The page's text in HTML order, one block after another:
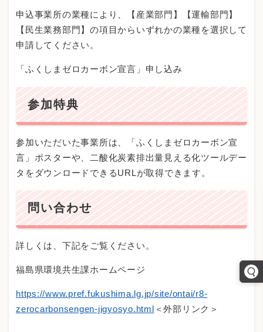
申込事業所の業種により、【産業部門】【運輸部門】
【民生業務部門】の項目からいずれかの業種を選択して
申請してください。
「ふくしまゼロカーボン宣言」申し込み
参加特典
参加いただいた事業所は、「ふくしまゼロカーボン宣
言」ポスターや、二酸化炭素排出量見える化ツールデー
タをダウンロードできるURLが取得できます。
問い合わせ
詳しくは、下記をご覧ください。
福島県環境共生課ホームページ
https://www.pref.fukushima.lg.jp/site/ontai/r8-
zerocarbonsengen-jigyosyo.html ＜外部リンク＞